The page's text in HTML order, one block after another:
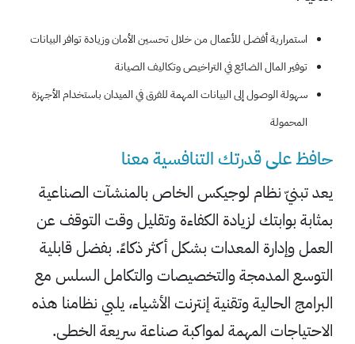
استمرارية أفضل للأعمال من خلال تحسين الأمان وزيادة توافر البيانات
توفير المال الضائع في التراخيص وتكاليف الصيانة
سهولة الوصول إلى البيانات المهمة للفرق في الميدان باستخدام الأجهزة
المحمولة
حافظ على قدرتك التنافسية معنا
يعد تبنيّ نظام لوجيكس الخاص بالمنشآت الصناعية
بمثابة بوابتك لزيادة الكفاءة وتقليل وقت التوقف عن
العمل وإدارة المعدات بشكل أكثر ذكاءً. بفضل قابلية
التوسع المدمجة والتخصيصات والتكامل السلس مع
البرامج الحالية وتقنية إنترنت الأشياء، يلبي نظامنا هذه
الاحتياجات المهمة لمواكبة صناعة سريعة الخطى.